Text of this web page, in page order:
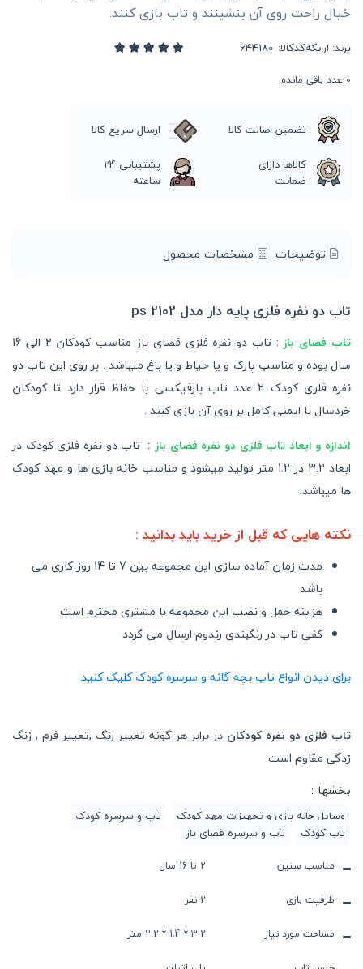
خیال راحت روی آن بنشینند و تاب بازی کنند.
برند: اریکهکدکالا:
0 عدد باقی مانده
تضمین اصالت کالا
ارسال سریع کالا
کالاها دارای
ضمانت
پشتیبانی 24
ساعته
توضیحات مشخصات محصول
تاب دو نفره فلزی پایه دار مدل ps 2102
تاب فضای باز
: تاب دو نفره فلزی فضای باز مناسب کودکان 2 الی 16
سال بوده و مناسب پارک و یا حیاط و یا باغ میباشد . بر روی این تاب دو
نفره فلزی کودک 2 عدد تاب بارفیکسی با حفاظ قرار دارد تا کودکان
خردسال با ایمنی کامل بر روی آن بازی کنند .
اندازه و ابعاد تاب فلزی دو نفره فضای باز : تاب دو نفره فلزی کودک در
ابعاد 3.2 در 1.2 متر تولید میشود و مناسب خانه بازی ها و مهد کودک
ها میباشد.
نکته هایی که قبل از خرید باید بدانید :
مدت زمان آماده سازی این مجموعه بین 7 تا 14 روز کاری می
باشد
هزینه حمل و نصب این مجموعه با مشتری محترم است
کفی تاب در رنگبندی رندوم ارسال می گردد
برای دیدن انواع تاب بچه گانه و سرسره کودک کلیک کنید
تاب فلزی دو نفره کودکان در برابر هر گونه تغییر رنگ ,تغییر فرم , زنگ
زدگی مقاوم است.
بخشها :
وسایل خانه بازی و تجهیزات مهد کودک
تاب و سرسره کودک
تاب کودک
تاب و سرسره فضای باز
مناسب سنین
2 تا 16 سال
ظرفیت بازی
2 نفر
مساحت مورد نیاز
3.2 * 1.4 * 2.2 متر